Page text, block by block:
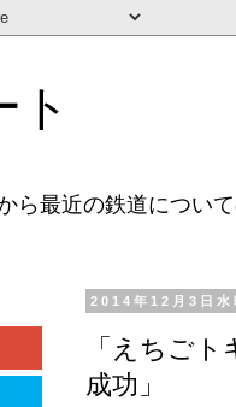
ト
ら最近の鉄道につい
2014年12月3日水
「えちご
成功」